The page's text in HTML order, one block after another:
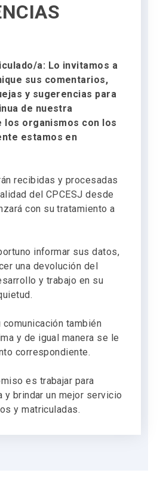
a: Lo invitamos a
sus comentarios,
y sugerencias para
de nuestra
los organismos con los
estamos en
recibidas y procesadas
del CPCESJ desde
con su tratamiento a
informar sus datos,
una devolución del
y trabajo en su
comunicación también
y de igual manera se le
correspondiente.
es trabajar para
y brindar un mejor servicio
y matriculadas.